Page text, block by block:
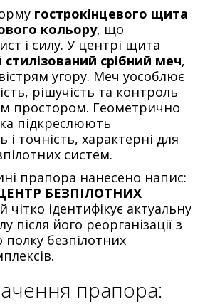
гострокінцевого щита
кольору, що
і силу. У центрі щита
стилізований срібний меч,
угору. Меч уособлює
рішучість та контроль
простором. Геометрично
підкреслюють
і точність, характерні для
систем.
прапора нанесено напис:
БЕЗПІЛОТНИХ
чітко ідентифікує актуальну
після його реорганізації з
полку безпілотних
прапора: